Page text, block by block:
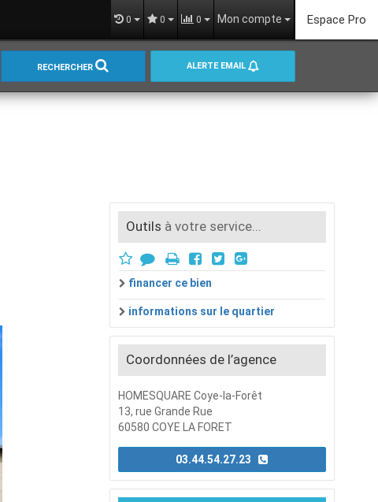
0 0 0 Mon compte Espace Pro
RECHERCHER ALERTE EMAIL
Outils à votre service...
financer ce bien
informations sur le quartier
Coordonnées de l’agence
HOMESQUARE Coye-la-Forêt
13, rue Grande Rue
60580 COYE LA FORET
03.44.54.27.23